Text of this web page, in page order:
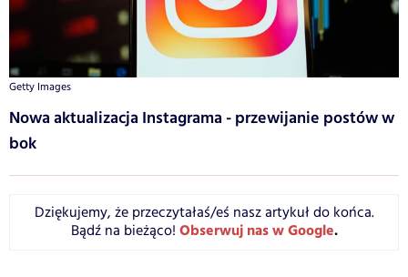
Getty Images
Nowa aktualizacja Instagrama - przewijanie postów w
bok
Dziękujemy, że przeczytałaś/eś nasz artykuł do końca.
Bądź na bieżąco! Obserwuj nas w Google.